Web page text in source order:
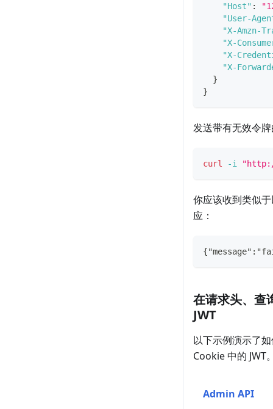
"Host" :
"User-
"X-Amzn-
"X-
"X-
"X-
}
}
发送带有无效令
curl -i
你应该收到类似
应：
在请求头、查
JWT
以下示例演示了
Cookie 中的 JWT
Admin API